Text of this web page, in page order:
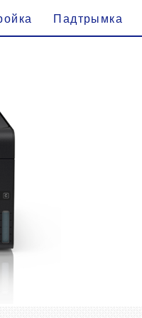
Падтрымка